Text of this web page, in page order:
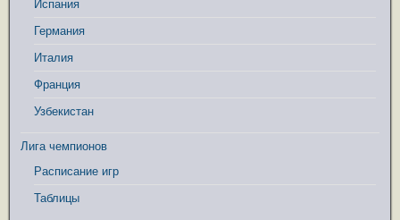
Испания
Германия
Италия
Франция
Узбекистан
Лига чемпионов
Расписание игр
Таблицы